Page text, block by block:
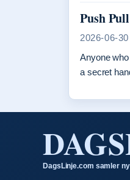
Push
2026-06-30
Anyone
a secret
DagsLinje.com samler